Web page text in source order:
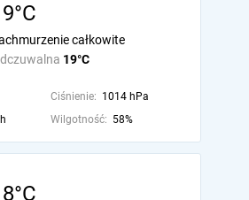
19°C
całkowite
Ciśnienie: 1014 hPa
Wilgotność: 58%